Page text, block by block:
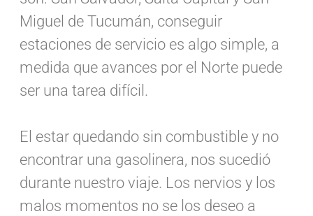
Miguel de Tucumán, conseguir
estaciones de servicio es algo simple, a
medida que avances por el Norte puede
ser una tarea difícil.
El estar quedando sin combustible y no
encontrar una gasolinera, nos sucedió
durante nuestro viaje. Los nervios y los
malos momentos no se los deseo a